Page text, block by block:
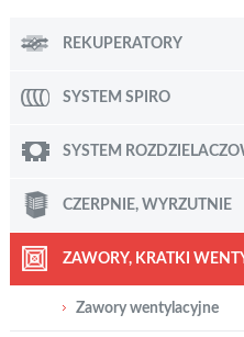
REKUPERATORY
SYSTEM SPIRO
SYSTEM
CZERPNIE, WYRZUTNIE
ZAWORY, KRATKI
Zawory wentylacyjne